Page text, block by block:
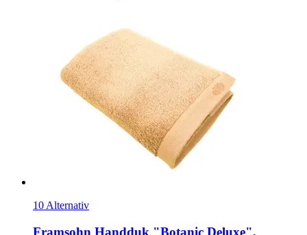
10 Alternativ
Framsohn Handduk "Botanic Deluxe",